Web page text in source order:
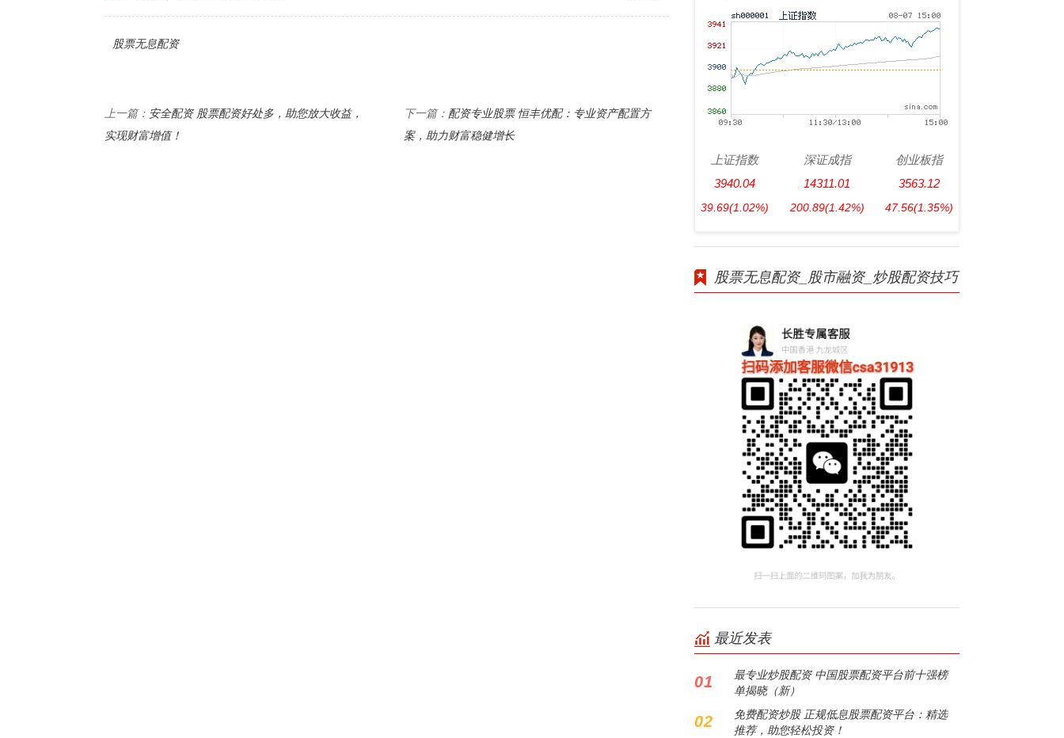
股票无息配资
上一篇： 安全配资 股票配资好处多，助您放大收益，
实现财富增值！
下一篇： 配资专业股票 恒丰优配：专业资产配置方
案，助力财富稳健增长
上证指数
3940.04
39.69(1.02%)
深证成指
14311.01
200.89(1.42%)
创业板指
3563.12
47.56(1.35%)
股票无息配资_股市融资_炒股配资技巧
最近发表
01
最专业炒股配资 中国股票配资平台前十强榜
单揭晓（新）
02
免费配资炒股 正规低息股票配资平台：精选
推荐，助您轻松投资！